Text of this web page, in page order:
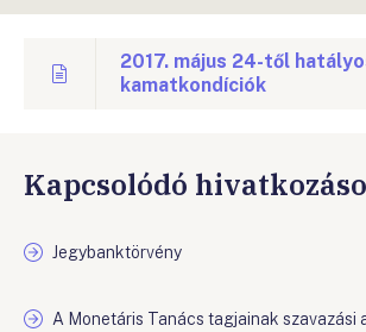
2017. május 24-től
kamatkondíciók
Kapcsolódó
Jegybanktörvény
A Monetáris Tanács tagjainak szavazási